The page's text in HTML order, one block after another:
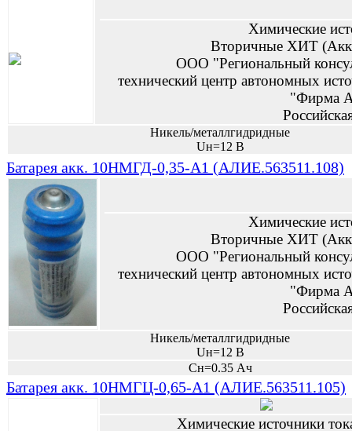
Химические
Вторичные ХИТ
ООО "Региональный
технический центр автономных
"Фирма
Никель/металлгидридные
Uн=12 В
Батарея акк. 10НМГД-0,35-А1 (АЛИЕ.563511.108)
Химические
Вторичные ХИТ
ООО "Региональный
технический центр автономных
"Фирма
Никель/металлгидридные
Uн=12 В
Сн=0.35 Ач
Батарея акк. 10НМГЦ-0,65-А1 (АЛИЕ.563511.105)
Химические источники